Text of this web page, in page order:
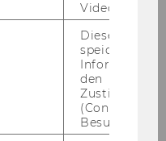
27.09.2017
Video
Dieses Cookie
speichert
den
(Consent)
Besuchers.